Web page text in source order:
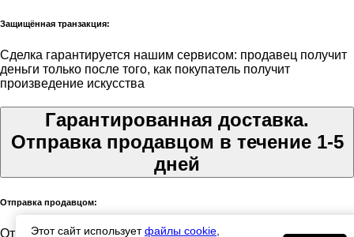
Защищённая транзакция:
Сделка гарантируется нашим сервисом: продавец получит
деньги только после того, как покупатель получит
произведение искусства
Гарантированная доставка.
Отправка продавцом в течение 1-5
дней
Отправка продавцом:
Отправкой этого произведения искусства занимается
Этот сайт используетфайлы cookie